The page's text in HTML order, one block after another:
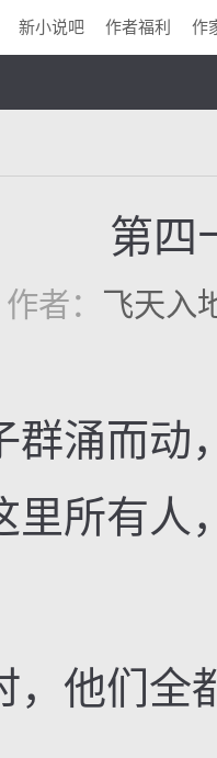
新小说吧 作者福利 作
第四
作者： 飞天入
涌而动
里所有人
他们全